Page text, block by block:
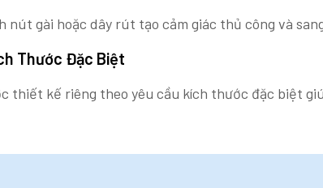
nút gài hoặc dây rút tạo cảm giác thủ công và
Thước Đặc Biệt
thiết kế riêng theo yêu cầu kích thước đặc biệt